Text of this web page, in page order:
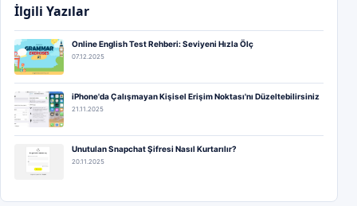
İlgili Yazılar
Online English Test Rehberi: Seviyeni Hızla Ölç
07.12.2025
iPhone'da Çalışmayan Kişisel Erişim Noktası'nı Düzeltebilirsiniz
21.11.2025
Unutulan Snapchat Şifresi Nasıl Kurtarılır?
20.11.2025